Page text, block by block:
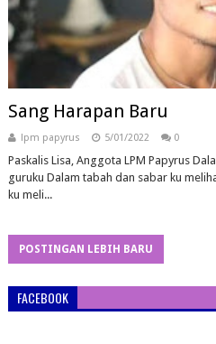
Sang Harapan Baru
lpm papyrus 5/01/2022 0
Paskalis Lisa, Anggota LPM Papyrus
guruku Dalam tabah dan sabar ku
ku meli...
POSTINGAN LEBIH BARU
FACEBOOK